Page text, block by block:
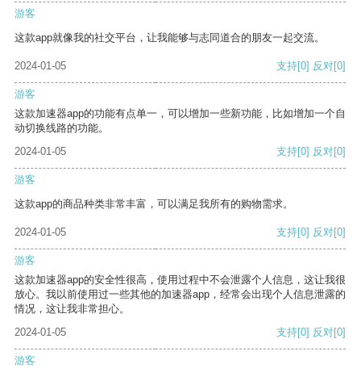
游客
这款app就像我的社交平台，让我能够与志同道合的朋友一起交流。
2024-01-05 支持[0] 反对[0]
游客
这款加速器app的功能有点单一，可以增加一些新功能，比如增加一个自
动切换线路的功能。
2024-01-05
支持[0] 反对[0]
游客
这款app的商品种类非常丰富，可以满足我所有的购物需求。
2024-01-05 支持[0] 反对[0]
游客
这款加速器app的安全性很高，使用过程中不会泄露个人信息，这让我很
放心。我以前使用过一些其他的加速器app，经常会出现个人信息泄露的
情况，这让我非常担心。
2024-01-05
支持[0] 反对[0]
游客